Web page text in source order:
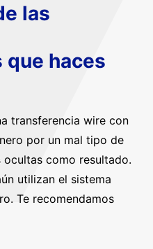
las
haces
transferencia wire con
por un mal tipo de
como resultado.
utilizan el sistema
Te recomendamos